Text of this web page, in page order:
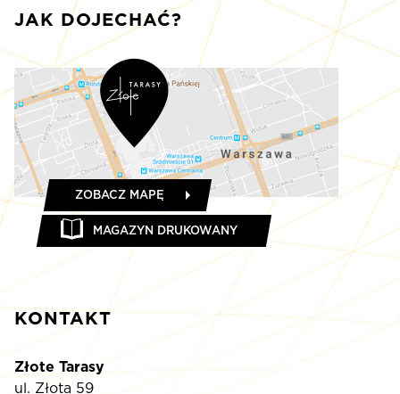
KONTAKT
Złote Tarasy
ul. Złota 59
JAK DOJECHAĆ?
ZOBACZ MAPĘ
MAGAZYN DRUKOWANY